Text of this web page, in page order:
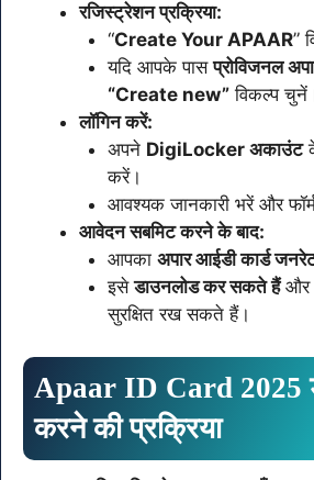
रजिस्ट्रेशन प्रक्रिया:
“Create Your APAAR”
यदि आपके पासप्रोविजनल
“Create new”विकल्प
लॉगिन करें:
अपने DigiLocker अकाउंट
करें।
आवश्यक जानकारी भरें और
आवेदन सबमिट करने के बाद:
आपका अपार आईडी कार्ड
इसेडाउनलोड कर सकते हैंऔर
सुरक्षित रख सकते हैं।
Apaar ID Card 2025
करने की प्रक्रिया